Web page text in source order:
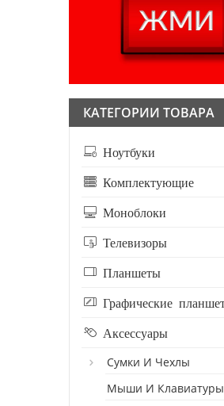
КАТЕГОРИИ ТОВАРА
Ноутбуки
Комплектующие
Моноблоки
Телевизоры
Планшеты
Графические
Аксессуары
Сумки И Чехлы
Мыши И Клавиатуры